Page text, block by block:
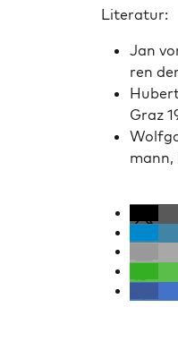
Lit­er­atur:
Jan
ren
Graz
mann,